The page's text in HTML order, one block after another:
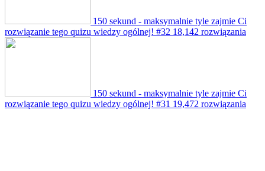
150 sekund - maksymalnie tyle zajmie Ci
rozwiązanie tego quizu wiedzy ogólnej! #32 18,142 rozwiązania
150 sekund - maksymalnie tyle zajmie Ci
rozwiązanie tego quizu wiedzy ogólnej! #31 19,472 rozwiązania